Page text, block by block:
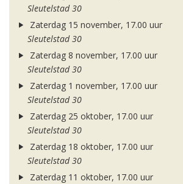
Sleutelstad 30
Zaterdag 15 november, 17.00 uur
Sleutelstad 30
Zaterdag 8 november, 17.00 uur
Sleutelstad 30
Zaterdag 1 november, 17.00 uur
Sleutelstad 30
Zaterdag 25 oktober, 17.00 uur
Sleutelstad 30
Zaterdag 18 oktober, 17.00 uur
Sleutelstad 30
Zaterdag 11 oktober, 17.00 uur